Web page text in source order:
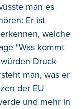
man es
Er ist
welche
"Was kommt
Druck
man, was er
der EU
und mehr in